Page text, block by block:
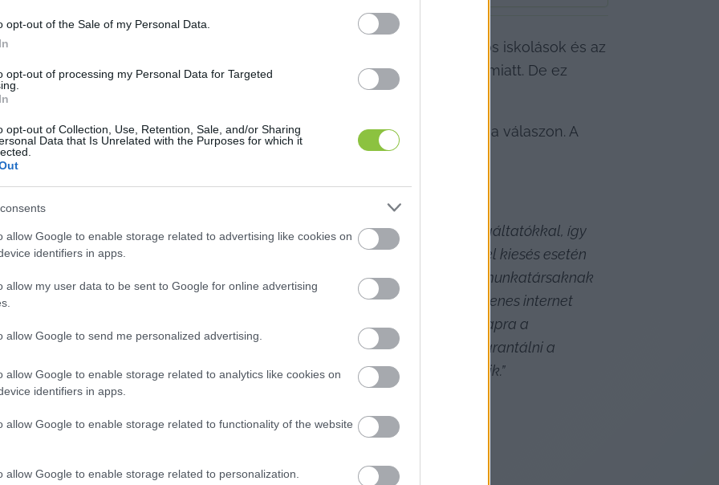
opt-out of the Sale of my Personal Data.
opt-out of processing my Personal Data for Targeted
opt-out of Collection, Use, Retention, Sale, and/or Sharing
Data that Is Unrelated with the Purposes for which it
allow Google to enable storage related to advertising like cookies on
identifiers in apps.
allow my user data to be sent to Google for online advertising
allow Google to send me personalized advertising.
allow Google to enable storage related to analytics like cookies on
identifiers in apps.
allow Google to enable storage related to functionality of the website
allow Google to enable storage related to personalization.
így most nemcsak középiskolások, hanem általános iskolások és az
hogy egy hónapig ingyen kapják az internetet a digitális oktatás miatt. De ez
szolgáltatójánál, hogy élne a lehetőséggel. Azonban meglepődött a válaszon. A
anyagi támogatását sem előzetesen, sem azóta nem egyeztette le a szolgáltatókkal, így
árbevételt, a Kormány nekünk meg fogja e fizetni…Extrém méretű bevétel kiesés esetén
vásárolni, villanyszámlát, bérleti díjat, üzemanyagot és a munkatársaknak
hogy a Kormány által elrendelt de anyagilag nem támogatott, ingyenes internet
szolgáltatás nélkül marad…Az eddig beérkezett igényeket tudjuk 30 napra a
hónapra jóvá írni…2021. március hónaptól egyenlőre nem tudjuk garantálni a
amíg a Kormány részéről a kompenzációs megoldás nem tisztázódik.”